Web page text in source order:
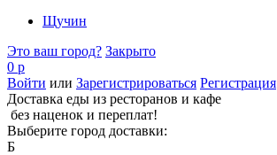
Щучин
Это ваш город? Закрыто
0 р
Войти или Зарегистрироваться Регистрация
Доставка еды из ресторанов и кафе
без наценок и переплат!
Выберите город доставки:
Б